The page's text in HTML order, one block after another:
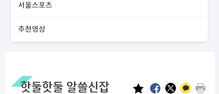
서울스포츠
추천영상
핫둘핫둘 알쓸신잡